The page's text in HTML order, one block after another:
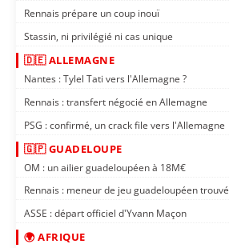
Rennais prépare un coup inouï
Stassin, ni privilégié ni cas unique
🇩🇪 ALLEMAGNE
Nantes : Tylel Tati vers l'Allemagne ?
Rennais : transfert négocié en Allemagne
PSG : confirmé, un crack file vers l'Allemagne
🇬🇵 GUADELOUPE
OM : un ailier guadeloupéen à 18M€
Rennais : meneur de jeu guadeloupéen trouvé
ASSE : départ officiel d'Yvann Maçon
🌍 AFRIQUE